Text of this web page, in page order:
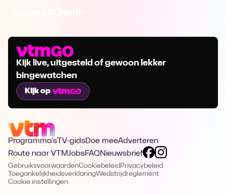
Kijk live, uitgesteld of gewoon lekker
bingewatchen
Kijk op
Programma's TV-gidsDoe meeAdverteren
Route naar VTMJobsFAQNieuwsbrief
GebruiksvoorwaardenCookiebeleid Privacybeleid
ToegankelijkheidsverklaringWedstrijdreglement
Cookie instellingen